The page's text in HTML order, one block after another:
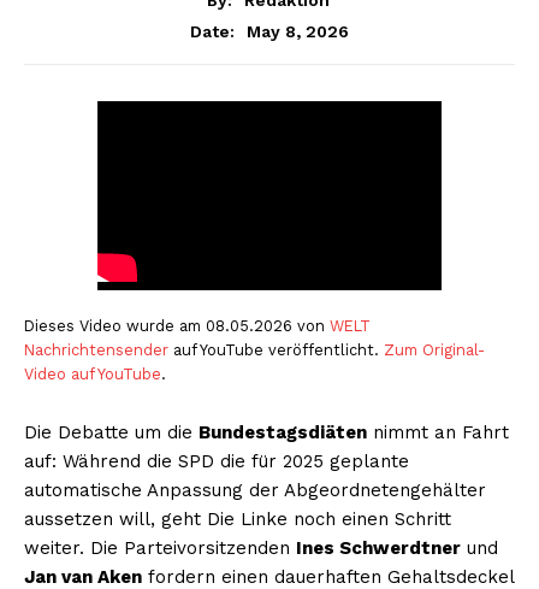
Date:
May 8, 2026
Dieses Video wurde am 08.05.2026 von WELT
Nachrichtensender auf YouTube veröffentlicht. Zum Original-
Video auf YouTube.
Die Debatte um die Bundestagsdiäten nimmt an Fahrt
auf: Während die SPD die für 2025 geplante
automatische Anpassung der Abgeordnetengehälter
aussetzen will, geht Die Linke noch einen Schritt
weiter. Die Parteivorsitzenden Ines Schwerdtner und
Jan van Aken fordern einen dauerhaften Gehaltsdeckel